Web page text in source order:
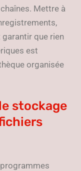
Mettre à
que rien
est
organisée
stockage